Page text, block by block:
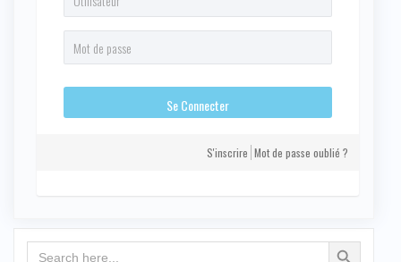
S'inscrire Mot de passe oublié ?
Search Search Button